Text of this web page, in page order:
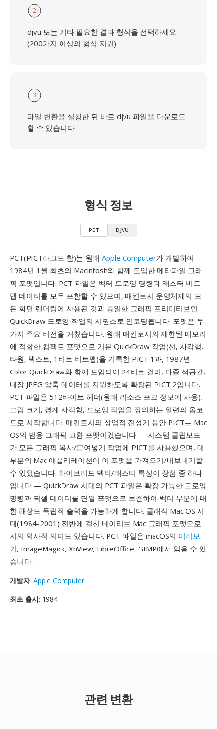
2
djvu 또는 기타 필요한 결과 형식을 선택하세요
(200가지 이상의 형식 지원)
3
파일 변환을 실행한 뒤 바로 djvu 파일을 다운로드
할 수 있습니다
형식 정보
PCT DJVU
PCT(PICT라고도 함)는 원래 Apple Computer가 개발하여
1984년 1월 최초의 Macintosh와 함께 도입한 메타파일 그래
픽 포맷입니다. PCT 파일은 벡터 드로잉 명령과 래스터 비트
맵 데이터를 모두 포함할 수 있으며, 매킨토시 운영체제의 모
든 화면 렌더링에 사용된 것과 동일한 그래픽 프리미티브인
QuickDraw 드로잉 작업의 시퀀스로 인코딩됩니다. 포맷은 두
가지 주요 버전을 거쳤습니다. 원래 매킨토시의 제한된 메모리
에 적합한 컴팩트 포맷으로 기본 QuickDraw 작업(선, 사각형,
타원, 텍스트, 1비트 비트맵)을 기록한 PICT 1과, 1987년
Color QuickDraw와 함께 도입되어 24비트 컬러, 다중 색공간,
내장 JPEG 압축 데이터를 지원하도록 확장된 PICT 2입니다.
PCT 파일은 512바이트 헤더(원래 리소스 포크 정보에 사용),
그림 크기, 경계 사각형, 드로잉 작업을 정의하는 일련의 옵코
드로 시작합니다. 매킨토시의 상업적 전성기 동안 PICT는 Mac
OS의 범용 그래픽 교환 포맷이었습니다 — 시스템 클립보드
가 모든 그래픽 복사/붙여넣기 작업에 PICT를 사용했으며, 대
부분의 Mac 애플리케이션이 이 포맷을 가져오기/내보내기할
수 있었습니다. 하이브리드 벡터/래스터 특성이 장점 중 하나
입니다 — QuickDraw 시대의 PCT 파일은 확장 가능한 드로잉
명령과 픽셀 데이터를 단일 포맷으로 보존하여 벡터 부분에 대
한 해상도 독립적 출력을 가능하게 합니다. 클래식 Mac OS 시
대(1984-2001) 전반에 걸친 네이티브 Mac 그래픽 포맷으로
서의 역사적 의미도 있습니다. PCT 파일은 macOS의 미리보
기, ImageMagick, XnView, LibreOffice, GIMP에서 읽을 수 있
습니다.
개발자: Apple Computer
최초 출시: 1984
관련 변환